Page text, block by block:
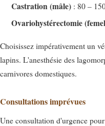
Castration (mâle) : 80 –
Ovariohystérectomie
Choisissez impérativement un
lapins. L'anesthésie des
carnivores domestiques.
Consultations imprévues
Une consultation d'urgence